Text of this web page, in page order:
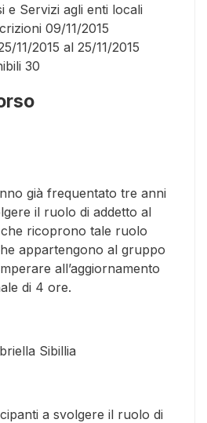
e Servizi agli enti locali
09/11/2015
11/2015 al 25/11/2015
30
già frequentato tre anni
il ruolo di addetto al
ricoprono tale ruolo
appartengono al gruppo
all’aggiornamento
di 4 ore.
Sibillia
a svolgere il ruolo di